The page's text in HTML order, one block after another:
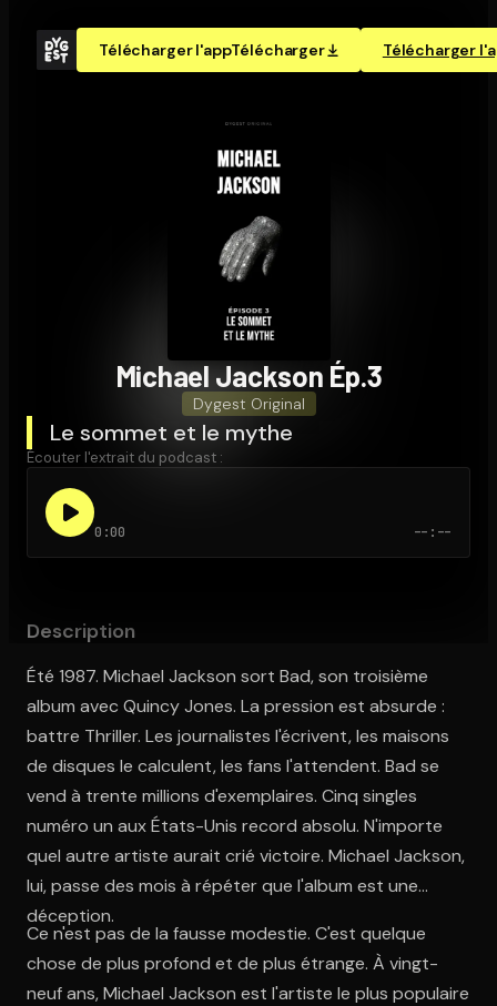
Télécharger l'appTélécharger Télécharger
Michael Jackson Ép.3
Dygest Original
Le sommet et le mythe
Écouter l'extrait du podcast :
0:00 --:--
Description
Été 1987. Michael Jackson sort Bad, son troisième
album avec Quincy Jones. La pression est absurde :
battre Thriller. Les journalistes l'écrivent, les maisons
de disques le calculent, les fans l'attendent. Bad se
vend à trente millions d'exemplaires. Cinq singles
numéro un aux États-Unis record absolu. N'importe
quel autre artiste aurait crié victoire. Michael Jackson,
lui, passe des mois à répéter que l'album est une
déception.
Ce n'est pas de la fausse modestie. C'est quelque
chose de plus profond et de plus étrange. À vingt-
neuf ans, Michael Jackson est l'artiste le plus populaire